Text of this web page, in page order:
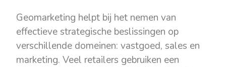
Geomarketing helpt bij het nemen van
effectieve strategische beslissingen op
verschillende domeinen: vastgoed, sales en
marketing. Veel retailers gebruiken een